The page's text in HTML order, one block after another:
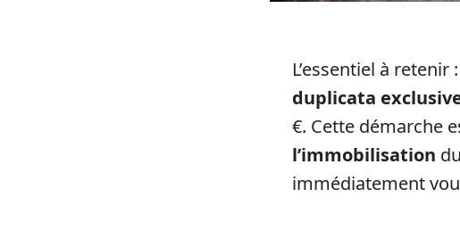
L’essentiel à
duplicata
€. Cette démarche
l’immobilisation
immédiatement